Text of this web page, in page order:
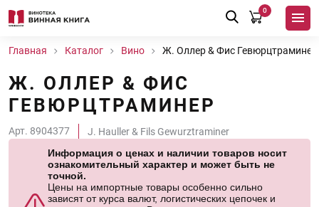
0
Главная Каталог Вино Ж. Оллер & Фис Гевюрцтраминер
Ж. ОЛЛЕР & ФИС
ГЕВЮРЦТРАМИНЕР
Арт. 8904377
J. Hauller & Fils Gewurztraminer
Информация о ценах и наличии товаров носит
ознакомительный характер и может быть не
точной.
Цены на импортные товары особенно сильно
зависят от курса валют, логистических цепочек и